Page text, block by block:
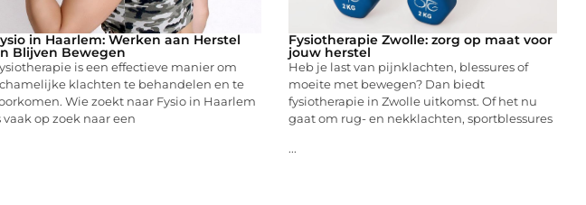
in Haarlem: Werken aan Herstel
Blijven Bewegen
is een effectieve manier om
klachten te behandelen en te
Wie zoekt naar Fysio in Haarlem
vaak op zoek naar een
Fysiotherapie Zwolle: zorg op maat voor
jouw herstel
Heb je last van pijnklachten, blessures of
moeite met bewegen? Dan biedt
fysiotherapie in Zwolle uitkomst. Of het nu
gaat om rug- en nekklachten, sportblessures
...